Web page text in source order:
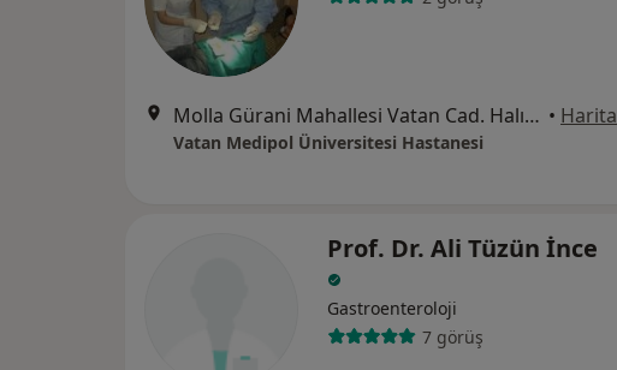
Molla Gürani Mahallesi Vatan Cad. Halıcılar Köşkü Sk. No:11 Aksaray, Fatih • Harita
Vatan Medipol Üniversitesi Hastanesi
Prof. Dr. Ali Tüzün İnce
Gastroenteroloji
7 görüş